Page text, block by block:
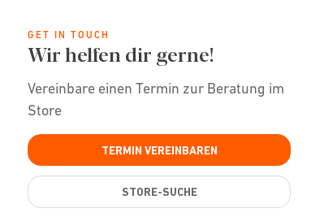
GET IN TOUCH
Wir helfen dir gerne!
Vereinbare einen Termin zur Beratung im
Store
TERMIN VEREINBAREN
STORE-SUCHE